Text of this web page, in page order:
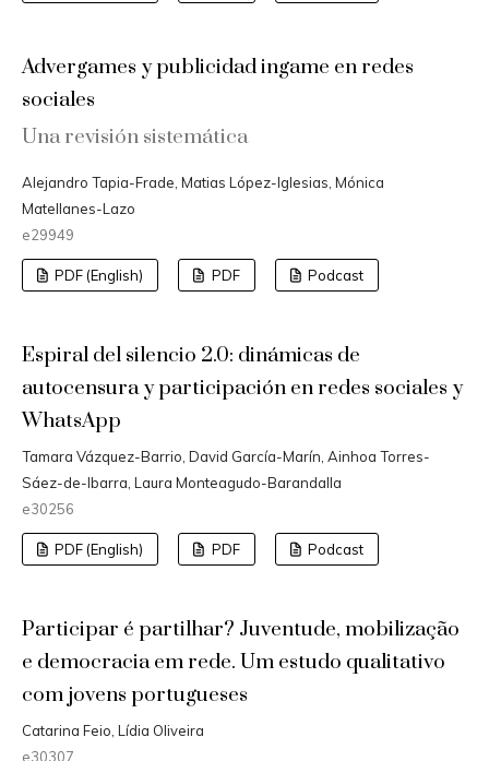
Advergames y publicidad ingame en redes
sociales
Una revisión sistemática
Alejandro Tapia-Frade, Matias López-Iglesias, Mónica
Matellanes-Lazo
e29949
PDF (English) PDF Podcast
Espiral del silencio 2.0: dinámicas de
autocensura y participación en redes sociales y
WhatsApp
Tamara Vázquez-Barrio, David García-Marín, Ainhoa Torres-
Sáez-de-Ibarra, Laura Monteagudo-Barandalla
e30256
PDF (English) PDF Podcast
Participar é partilhar? Juventude, mobilização
e democracia em rede. Um estudo qualitativo
com jovens portugueses
Catarina Feio, Lídia Oliveira
e30307